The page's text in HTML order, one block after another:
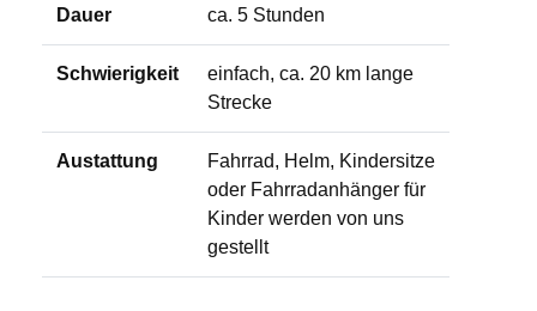
Dauer ca. 5 Stunden
Schwierigkeit
einfach, ca. 20 km lange
Strecke
Austattung
Fahrrad, Helm, Kindersitze
oder Fahrradanhänger für
Kinder werden von uns
gestellt